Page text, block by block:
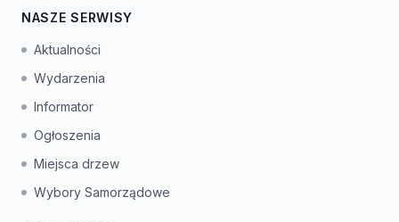
NASZE SERWISY
Aktualności
Wydarzenia
Informator
Ogłoszenia
Miejsca drzew
Wybory Samorządowe